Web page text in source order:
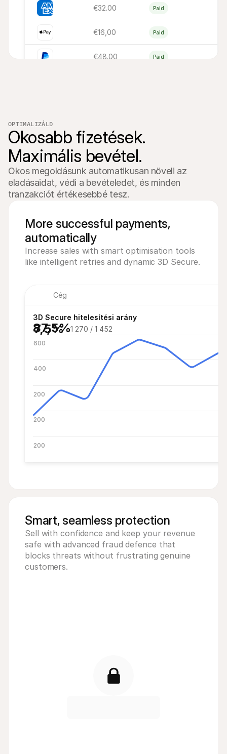
€32.00 Paid
€16,00 Paid
€48.00 Paid
3 200 Ft
€16,00
OPTIMALIZÁLD
Okosabb fizetések.
Maximális bevétel.
Okos megoldásunk automatikusan növeli az
eladásaidat, védi a bevételedet, és minden
tranzakciót értékesebbé tesz.
More successful payments,
automatically
Increase sales with smart optimisation tools
like intelligent retries and dynamic 3D Secure.
Cég
3D Secure hitelesítési arány
87,5%
87,5%
87,5%1 270 / 1 452
600
400
200
200
200
Smart, seamless protection
Sell with confidence and keep your revenue
safe with advanced fraud defence that
blocks threats without frustrating genuine
customers.